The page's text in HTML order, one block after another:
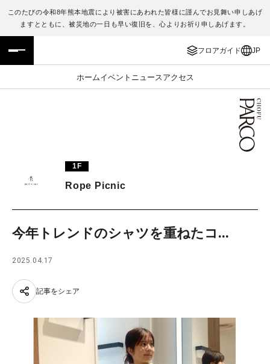
このたびの令和8年熊本地震により被害にあわれた皆様に謹んでお見舞い申しあげ
ますとともに、被災地の一日も早い復旧を、心よりお祈り申しあげます。
フロアガイド JP
ホームイベント ニュース アクセス
フロアガイド
施設案内・アクセス
TAX FREE
ENGLISH
繁体字
日本語
1F
Rope Picnic
今年トレンドのシャツを重ねたコ...
2025.04.17
記事をシェア